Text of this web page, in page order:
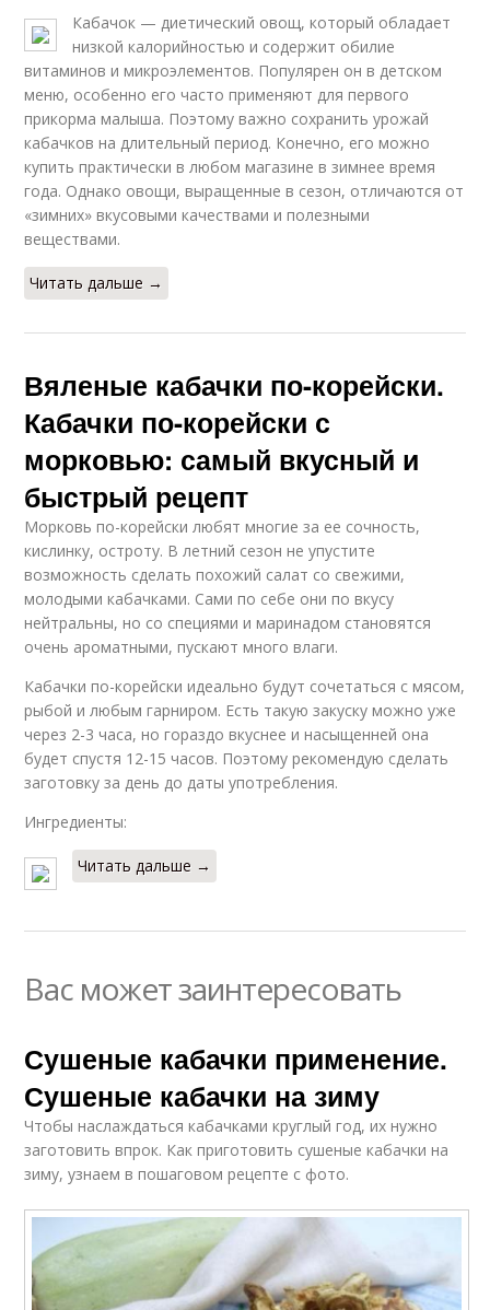
Кабачок — диетический овощ, который обладает
низкой калорийностью и содержит обилие
витаминов и микроэлементов. Популярен он в детском
меню, особенно его часто применяют для первого
прикорма малыша. Поэтому важно сохранить урожай
кабачков на длительный период. Конечно, его можно
купить практически в любом магазине в зимнее время
года. Однако овощи, выращенные в сезон, отличаются от
«зимних» вкусовыми качествами и полезными
веществами.
Читать дальше →
Вяленые кабачки по-корейски.
Кабачки по-корейски с
морковью: самый вкусный и
быстрый рецепт
Морковь по-корейски любят многие за ее сочность,
кислинку, остроту. В летний сезон не упустите
возможность сделать похожий салат со свежими,
молодыми кабачками. Сами по себе они по вкусу
нейтральны, но со специями и маринадом становятся
очень ароматными, пускают много влаги.
Кабачки по-корейски идеально будут сочетаться с мясом,
рыбой и любым гарниром. Есть такую закуску можно уже
через 2-3 часа, но гораздо вкуснее и насыщенней она
будет спустя 12-15 часов. Поэтому рекомендую сделать
заготовку за день до даты употребления.
Ингредиенты:
Читать дальше →
Вас может заинтересовать
Сушеные кабачки применение.
Сушеные кабачки на зиму
Чтобы наслаждаться кабачками круглый год, их нужно
заготовить впрок. Как приготовить сушеные кабачки на
зиму, узнаем в пошаговом рецепте с фото.